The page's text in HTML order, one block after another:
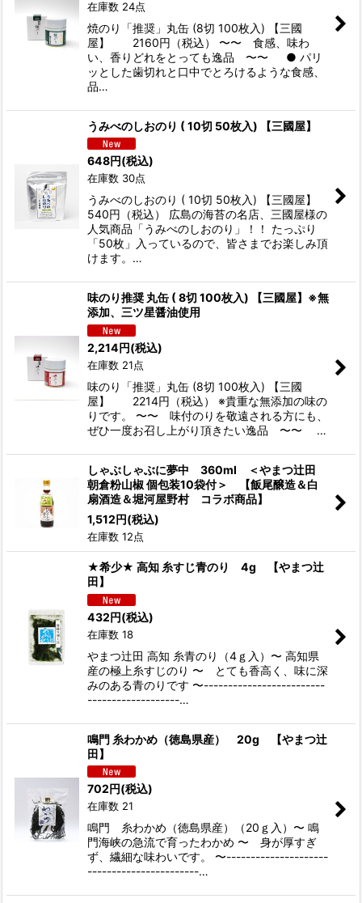
在庫数 24点
焼のり「推奨」丸缶 (8切 100枚入) 【三國
屋】 2160円（税込） 〜〜 食感、味わ
い、香りどれをとっても逸品 〜〜 ● パリ
ッとした歯切れと口中でとろけるような食感、
品…
うみべのしおのり ( 10切 50枚入) 【三國屋】
648円(税込)
在庫数 30点
うみべのしおのり ( 10切 50枚入) 【三國屋】
540円（税込） 広島の海苔の名店、三國屋様の
人気商品「うみべのしおのり」！！ たっぷり
「50枚」入っているので、皆さまでお楽しみ頂
けます。…
味のり推奨 丸缶 ( 8切 100枚入) 【三國屋】※無
添加、三ツ星醤油使用
2,214円(税込)
在庫数 21点
味のり「推奨」丸缶 (8切 100枚入) 【三國
屋】 2214円（税込） ※貴重な無添加の味の
りです。 〜〜 味付のりを敬遠される方にも、
ぜひ一度お召し上がり頂きたい逸品 〜〜 …
しゃぶしゃぶに夢中 360ml ＜やまつ辻田
朝倉粉山椒 個包装10袋付＞ 【飯尾醸造＆白
扇酒造＆堀河屋野村 コラボ商品】
1,512円(税込)
在庫数 12点
★希少★ 高知 糸すじ青のり 4g 【やまつ辻
田】
432円(税込)
在庫数 18
やまつ辻田 高知 糸青のり（4ｇ入）〜 高知県
産の極上糸すじのり 〜 とても香高く、味に深
みのある青のりです 〜-------------------------
-------------------…
鳴門 糸わかめ（徳島県産） 20g 【やまつ辻
田】
702円(税込)
在庫数 21
鳴門 糸わかめ（徳島県産）（20ｇ入）〜 鳴
門海峡の急流で育ったわかめ 〜 身が厚すぎ
ず、繊細な味わいです。 〜---------------------
-----------------------…